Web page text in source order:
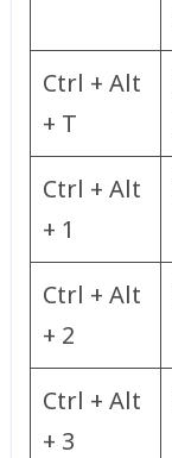
Ctrl + Alt
+ T
Ctrl + Alt
+ 1
Ctrl + Alt
+ 2
Ctrl + Alt
+ 3